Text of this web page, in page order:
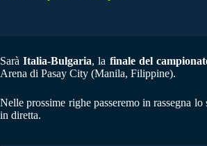
SaràItalia-Bulgaria, la finale del
Arena di Pasay City (Manila, Filippine).
Nelle prossime righe passeremo in rassegna
in diretta.